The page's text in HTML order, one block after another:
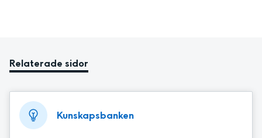
Relaterade sidor
Kunskapsbanken